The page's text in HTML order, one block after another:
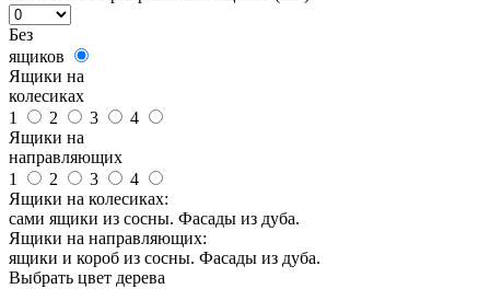
Без
ящиков
Ящики на
колесиках
1
2 3
4
Ящики на
направляющих
1
2 3
4
Ящики на колесиках:
сами ящики из сосны. Фасады из дуба.
Ящики на направляющих:
ящики и короб из сосны. Фасады из дуба.
Выбрать цвет дерева